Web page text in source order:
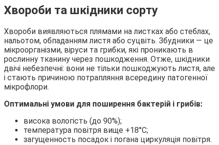
Хвороби та шкідники сорту
Хвороби виявляються плямами на листках або стеблах,
нальотом, обпаданням листя або суцвіть. Збудники — це
мікроорганізми, віруси та грибки, які проникають в
рослинну тканину через пошкодження. Отже, шкідники
двічі небезпечні: вони не тільки пошкоджують листя, але
і стають причиною потрапляння всередину патогенної
мікрофлори.
Оптимальні умови для поширення бактерій і грибів:
висока вологість (до 90%);
температура повітря вище +18°C;
загущенность посадок і погана циркуляція повітря.